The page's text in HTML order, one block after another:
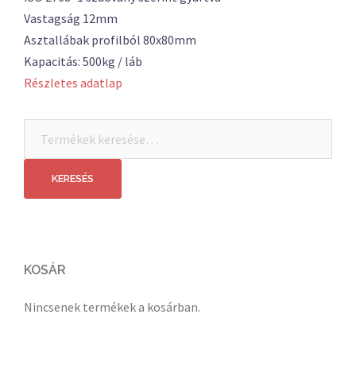
Vastagság 12mm
Asztallábak profilból 80x80mm
Kapacitás: 500kg / láb
Részletes adatlap
következőre:
KERESÉS
KOSÁR
Nincsenek termékek a kosárban.